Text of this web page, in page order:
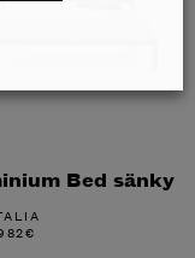
Bed sänky
€